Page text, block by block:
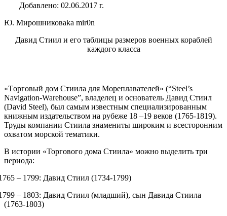
Добавлено: 02.06.2017 г.
Ю. Мирошниковaka mir0n
Давид Стиил и его таблицы размеров военных кораблей
каждого класса
«Tорговый дом Стиила для Мореплавателей» (“Steel’s
Navigation-Warehouse”, владелец и основатель Давид Стиил
(David Steel), был самым известным специализированным
книжным издательством на рубеже 18 –19 веков (1765-1819).
Труды компании Стиила знамениты широким и всесторонним
охватом морской тематики.
В истории «Торгового дома Стиила» можно выделить три
периода:
– 1799: Давид Стиил (1734-1799)
– 1803: Давид Стиил (младший), сын Давида Стиила
(1763-1803)